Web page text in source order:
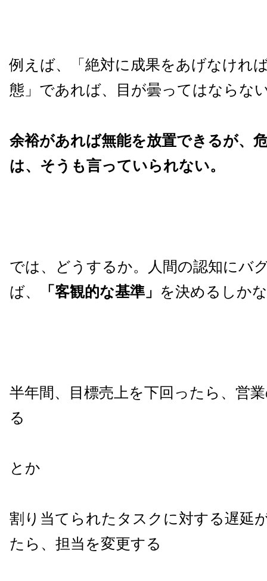
例えば、「絶対に成果をあげなけれ
態」であれば、目が曇ってはならな
余裕があれば無能を放置できるが、
は、そうも言っていられない。
では、どうするか。人間の認知にバ
ば、
「客観的な基準」 を決めるしか
半年間、目標売上を下回ったら、営
る
とか
割り当てられたタスクに対する遅延
たら、担当を変更する